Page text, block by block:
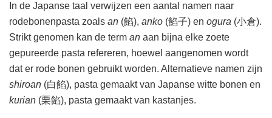
In de Japanse taal verwijzen een aantal namen naar
rodebonenpasta zoals an (餡), anko (餡子) en ogura (小倉).
Strikt genomen kan de term an aan bijna elke zoete
gepureerde pasta refereren, hoewel aangenomen wordt
dat er rode bonen gebruikt worden. Alternatieve namen zijn
shiroan (白餡), pasta gemaakt van Japanse witte bonen en
kurian (栗餡), pasta gemaakt van kastanjes.